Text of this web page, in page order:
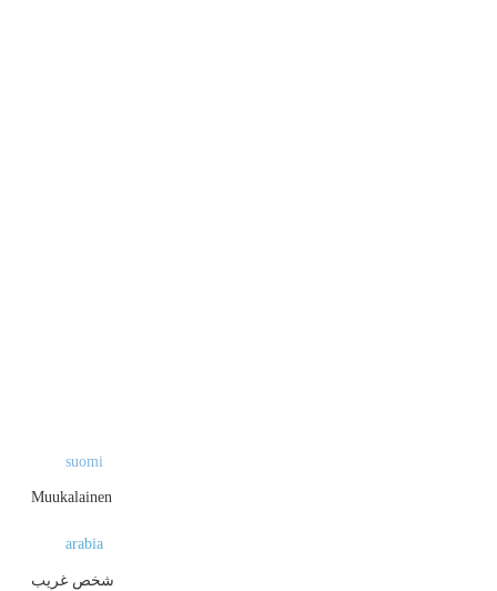
suomi
Muukalainen
arabia
شخص غريب